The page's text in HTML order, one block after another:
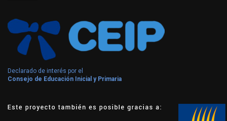
Declarado de interés por el
Consejo de Educación Inicial y Primaria